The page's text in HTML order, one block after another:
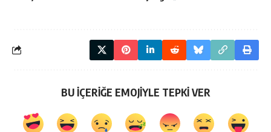
BU İÇERİĞE EMOJİYLE TEPKİ VER